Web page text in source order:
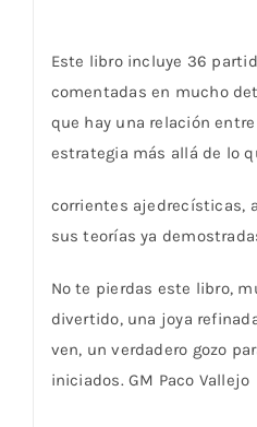
Este libro incluye 36
comentadas en mucho
que hay una relación
estrategia más allá de lo
corrientes ajedrecísticas,
sus teorías ya
No te pierdas este libro,
divertido, una joya
ven, un verdadero gozo
iniciados. GM Paco Vallejo